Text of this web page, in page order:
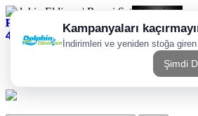
Dolphin Eldiven | Resmi Satış Sitesi
Kargom